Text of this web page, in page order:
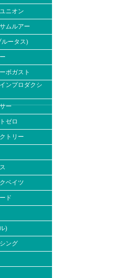
ニオン
ムルアー
ルータス)
ボガスト
ンプロダクシ
ー
ゼロ
トリー
ベイツ
ド
)
ング